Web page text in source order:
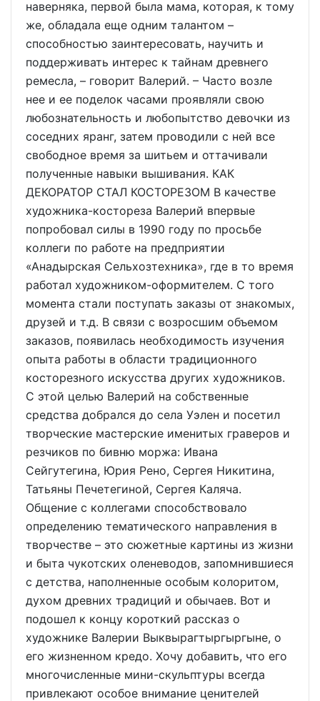
наверняка, первой была мама, которая, к тому
же, обладала еще одним талантом –
способностью заинтересовать, научить и
поддерживать интерес к тайнам древнего
ремесла, – говорит Валерий. – Часто возле
нее и ее поделок часами проявляли свою
любознательность и любопытство девочки из
соседних яранг, затем проводили с ней все
свободное время за шитьем и оттачивали
полученные навыки вышивания. КАК
ДЕКОРАТОР СТАЛ КОСТОРЕЗОМ В качестве
художника-костореза Валерий впервые
попробовал силы в 1990 году по просьбе
коллеги по работе на предприятии
«Анадырская Сельхозтехника», где в то время
работал художником-оформителем. С того
момента стали поступать заказы от знакомых,
друзей и т.д. В связи с возросшим объемом
заказов, появилась необходимость изучения
опыта работы в области традиционного
косторезного искусства других художников.
С этой целью Валерий на собственные
средства добрался до села Уэлен и посетил
творческие мастерские именитых граверов и
резчиков по бивню моржа: Ивана
Сейгутегина, Юрия Рено, Сергея Никитина,
Татьяны Печетегиной, Сергея Каляча.
Общение с коллегами способствовало
определению тематического направления в
творчестве – это сюжетные картины из жизни
и быта чукотских оленеводов, запомнившиеся
с детства, наполненные особым колоритом,
духом древних традиций и обычаев. Вот и
подошел к концу короткий рассказ о
художнике Валерии Выквырагтыргыргыне, о
его жизненном кредо. Хочу добавить, что его
многочисленные мини-скульптуры всегда
привлекают особое внимание ценителей